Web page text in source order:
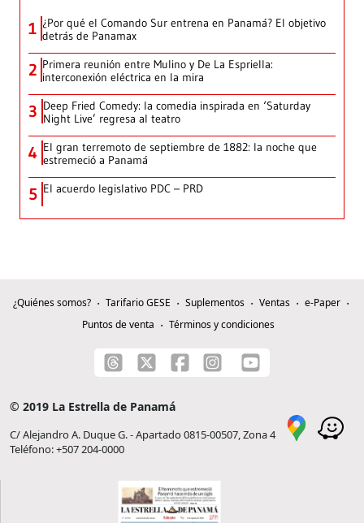
1 ¿Por qué el Comando Sur entrena en Panamá? El objetivo
detrás de Panamax
2 Primera reunión entre Mulino y De La Espriella:
interconexión eléctrica en la mira
3 Deep Fried Comedy: la comedia inspirada en ‘Saturday
Night Live’ regresa al teatro
4 El gran terremoto de septiembre de 1882: la noche que
estremeció a Panamá
5 El acuerdo legislativo PDC – PRD
¿Quiénes somos? Tarifario GESE Suplementos Ventas
e-Paper
Puntos de venta
Términos y condiciones
© 2019 La Estrella de Panamá
C/ Alejandro A. Duque G. - Apartado 0815-00507, Zona 4
Teléfono: +507 204-0000